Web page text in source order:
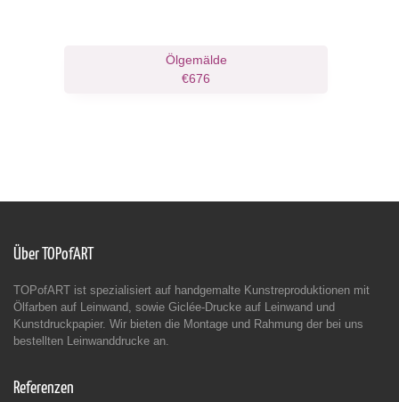
Ölgemälde
€676
Über TOPofART
TOPofART ist spezialisiert auf handgemalte Kunstreproduktionen mit
Ölfarben auf Leinwand, sowie Giclée-Drucke auf Leinwand und
Kunstdruckpapier. Wir bieten die Montage und Rahmung der bei uns
bestellten Leinwanddrucke an.
Referenzen